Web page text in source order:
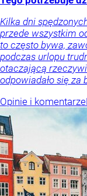
Kilka dni
przede wszystkim
to często bywa,
podczas urlopu
otaczającą
odpowiadało się za
Opinie i komentarze